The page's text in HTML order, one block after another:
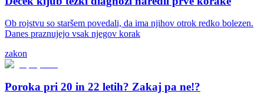
Ob rojstvu so staršem povedali, da ima njihov otrok redko bolezen.
Danes praznujejo vsak njegov korak
zakon
Poroka pri 20 in 22 letih? Zakaj pa ne!?